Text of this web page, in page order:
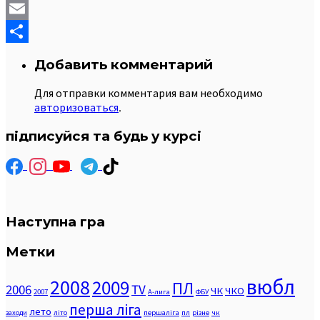
WhatsApp
Email
Добавить комментарий
Для отправки комментария вам необходимо
авторизоваться.
підписуйся та будь у курсі
Наступна гра
Метки
2006 2007 20082009TV А-лига ПЛ ФБУ ЧКЧКО вюбл
заходи лето літо перша ліга першаліга пл різне чк